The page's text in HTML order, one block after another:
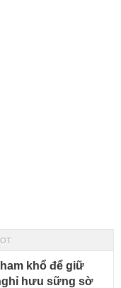
khổ để giữ
hưu sững sờ